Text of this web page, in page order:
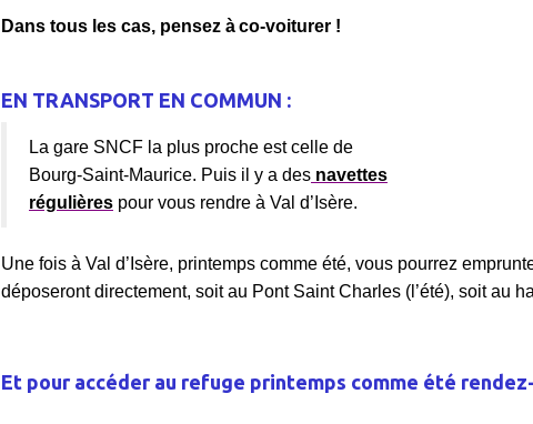
Dans tous les cas, pensez àco-voiturer !
EN TRANSPORT EN COMMUN :
La gare SNCF la plus proche est celle de
Bourg-Saint-Maurice. Puis il y a des navettes
régulières pour vous rendre à Val d’Isère.
Une fois à Val d’Isère, printemps comme été, vous pourrez
déposeront directement, soit au Pont Saint Charles (l’été), soit au
Et pour accéder au refuge printemps comme été